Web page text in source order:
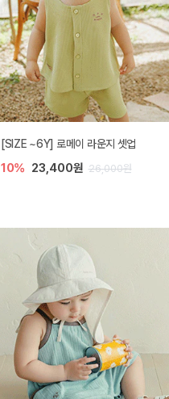
[SIZE ~6Y] 로메이 라운지 셋업
10% 23,400원 26,000원